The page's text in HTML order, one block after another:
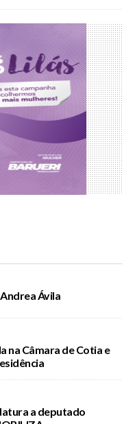
Ávila
na Câmara de Cotia e
a deputado